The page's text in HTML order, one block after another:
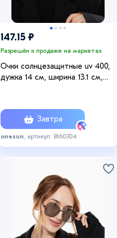
147.15 ₽
Разрешён к продаже на маркетах
Очки солнцезащитные uv 400,
дужка 14 см, ширина 13.1 см,
Завтра
onesun , артикул: 8160304